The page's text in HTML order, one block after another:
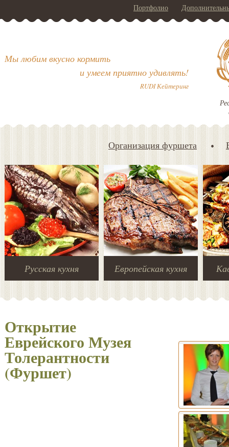
Портфолио
Мы любим вкусно кормить
и умеем приятно удивлять!
RUDI Кейтеринг
Организация фуршета
Русская кухня Европейская кухня
Открытие
Еврейского Музея
Толерантности
(Фуршет)